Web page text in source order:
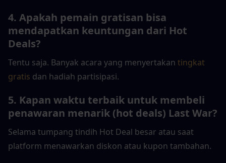
4. Apakah pemain gratisan bisa
mendapatkan keuntungan dari Hot
Deals?
Tentu saja. Banyak acara yang menyertakan tingkat
gratis dan hadiah partisipasi.
5. Kapan waktu terbaik untuk membeli
penawaran menarik (hot deals) Last War?
Selama tumpang tindih Hot Deal besar atau saat
platform menawarkan diskon atau kupon tambahan.